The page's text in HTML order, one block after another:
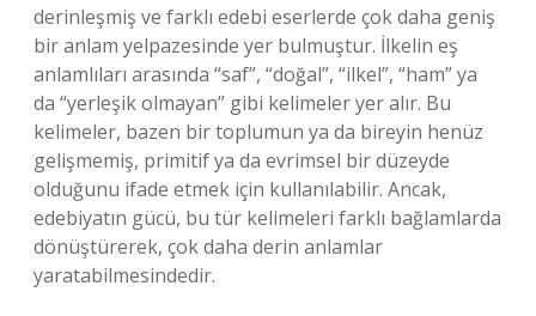
derinleşmiş ve farklı edebi eserlerde çok daha geniş
bir anlam yelpazesinde yer bulmuştur. İlkelin eş
anlamlıları arasında “saf”, “doğal”, “ilkel”, “ham” ya
da “yerleşik olmayan” gibi kelimeler yer alır. Bu
kelimeler, bazen bir toplumun ya da bireyin henüz
gelişmemiş, primitif ya da evrimsel bir düzeyde
olduğunu ifade etmek için kullanılabilir. Ancak,
edebiyatın gücü, bu tür kelimeleri farklı bağlamlarda
dönüştürerek, çok daha derin anlamlar
yaratabilmesindedir.